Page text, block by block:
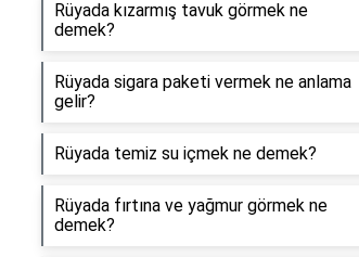
Rüyada kızarmış tavuk görmek ne
demek?
Rüyada sigara paketi vermek ne anlama
gelir?
Rüyada temiz su içmek ne demek?
Rüyada fırtına ve yağmur görmek ne
demek?